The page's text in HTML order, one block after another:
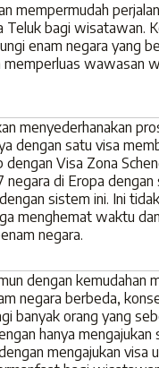
mempermudah
bagi wisatawan.
enam negara yang
memperluas wawasan
menyederhanakan
dengan satu visa
Visa Zona
di Eropa
sistem ini. Ini
menghemat waktu
negara.
dengan kemudahan
negara berbeda,
banyak orang yang
hanya mengajukan
mengajukan visa